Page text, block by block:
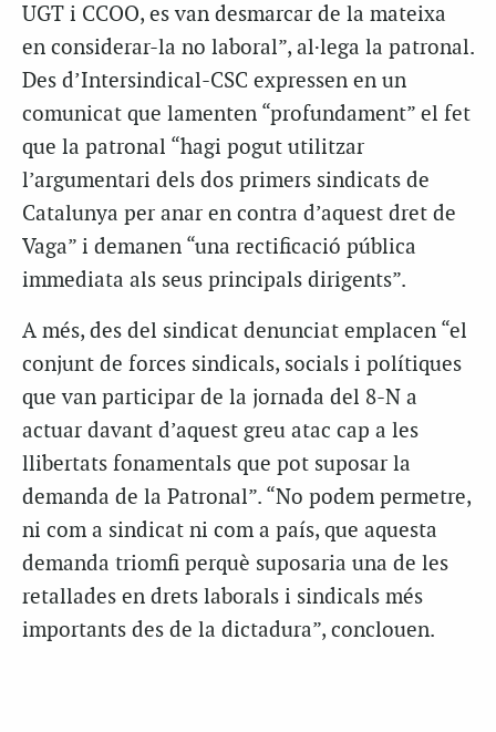
UGT i CCOO, es van desmarcar de la mateixa
en considerar-la no laboral”, al·lega la patronal.
Des d’Intersindical-CSC expressen en un
comunicat que lamenten “profundament” el fet
que la patronal “hagi pogut utilitzar
l’argumentari dels dos primers sindicats de
Catalunya per anar en contra d’aquest dret de
Vaga” i demanen “una rectificació pública
immediata als seus principals dirigents”.
A més, des del sindicat denunciat emplacen “el
conjunt de forces sindicals, socials i polítiques
que van participar de la jornada del 8-N a
actuar davant d’aquest greu atac cap a les
llibertats fonamentals que pot suposar la
demanda de la Patronal”. “No podem permetre,
ni com a sindicat ni com a país, que aquesta
demanda triomfi perquè suposaria una de les
retallades en drets laborals i sindicals més
importants des de la dictadura”, conclouen.